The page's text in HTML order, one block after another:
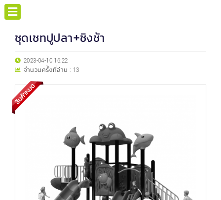
ชุดเชทปูปลา+ชิงช้า
2023-04-10 16:22
จำนวนครั้งที่อ่าน : 13